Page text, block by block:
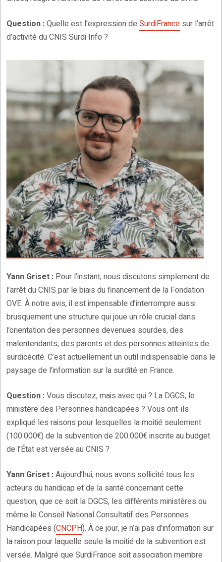
Question :Quelle est l’expression de SurdiFrance sur l’arrêt
d’activité du CNIS Surdi Info ?
Yann Griset : Pour l’instant, nous discutons simplement de
l’arrêt du CNIS par le biais du financement de la Fondation
OVE. À notre avis, il est impensable d’interrompre aussi
brusquement une structure qui joue un rôle crucial dans
l’orientation des personnes devenues sourdes, des
malentendants, des parents et des personnes atteintes de
surdicécité. C’est actuellement un outil indispensable dans le
paysage de l’information sur la surdité en France.
Question :Vous discutez, mais avec qui ? La DGCS, le
ministère des Personnes handicapées ? Vous ont-ils
expliqué les raisons pour lesquelles la moitié seulement
(100.000€) de la subvention de 200.000€ inscrite au budget
de l’État est versée au CNIS ?
Yann Griset :Aujourd’hui, nous avons sollicité tous les
acteurs du handicap et de la santé concernant cette
question, que ce soit la DGCS, les différents ministères ou
même le Conseil National Consultatif des Personnes
Handicapées (CNCPH). À ce jour, je n’ai pas d’information sur
la raison pour laquelle seule la moitié de la subvention est
versée. Malgré que SurdiFrance soit association membre